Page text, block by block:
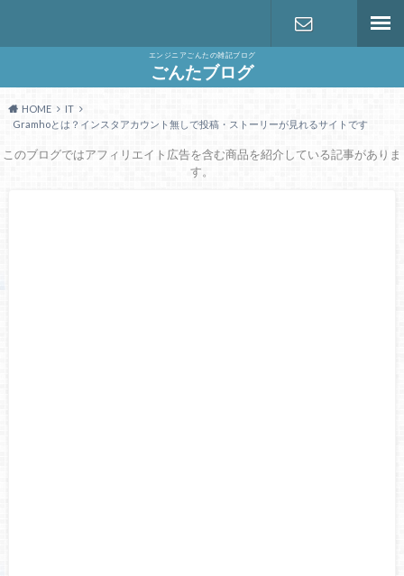
エンジニアごんたの雑記ブログ
ごんたブログ
HOME
IT
Gramhoとは？インスタアカウント無しで投稿・ストーリーが見れるサイトです
このブログではアフィリエイト広告を含む商品を紹介している記事がありま
す。